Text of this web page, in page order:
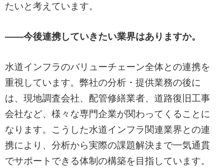
たいと考えています。
——今後連携していきたい業界はありますか。
水道インフラのバリューチェーン全体との連携を
重視しています。弊社の分析・提供業務の後に
は、現地調査会社、配管修繕業者、道路復旧工事
会社など、様々な専門企業が関わってくることに
なります。こうした水道インフラ関連業界との連
携により、分析から実際の課題解決まで一気通貫
でサポートできる体制の構築を目指しています。